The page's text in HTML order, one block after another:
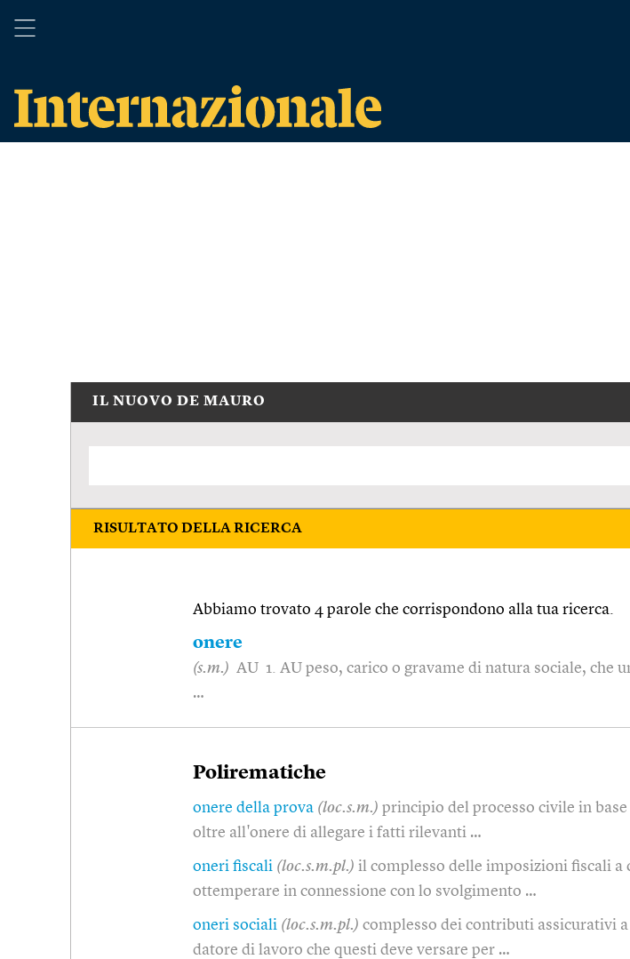
IL NUOVO DE MAURO
RISULTATO DELLA RICERCA
Abbiamo trovato 4 parole che corrispondono alla tua ricerca.
onere
(s.m.) AU 1. AU peso, carico o gravame di natura sociale, che
…
Polirematiche
onere della prova (loc.s.m.) principio del processo civile in
oltre all'onere di allegare i fatti rilevanti …
oneri fiscali (loc.s.m.pl.) il complesso delle imposizioni fiscali a
ottemperare in connessione con lo svolgimento …
oneri sociali (loc.s.m.pl.) complesso dei contributi assicurativi a
datore di lavoro che questi deve versare per …